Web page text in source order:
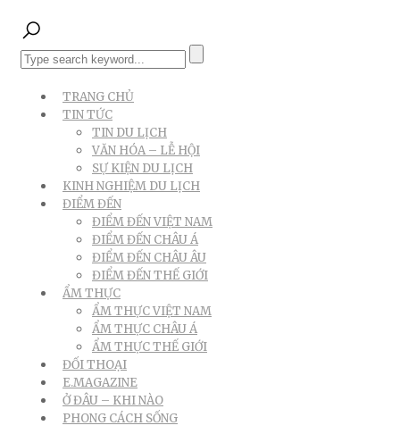
TRANG CHỦ
TIN TỨC
TIN DU LỊCH
VĂN HÓA – LỄ HỘI
SỰ KIỆN DU LỊCH
KINH NGHIỆM DU LỊCH
ĐIỂM ĐẾN
ĐIỂM ĐẾN VIỆT NAM
ĐIỂM ĐẾN CHÂU Á
ĐIỂM ĐẾN CHÂU ÂU
ĐIỂM ĐẾN THẾ GIỚI
ẨM THỰC
ẨM THỰC VIỆT NAM
ẨM THỰC CHÂU Á
ẨM THỰC THẾ GIỚI
ĐỐI THOẠI
E.MAGAZINE
Ở ĐÂU – KHI NÀO
PHONG CÁCH SỐNG